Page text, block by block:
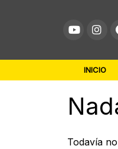
INICIO
Todavía